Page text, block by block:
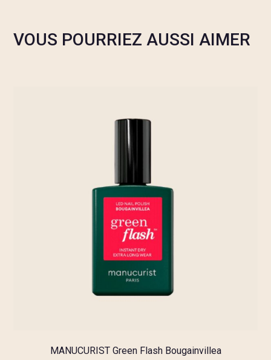
VOUS POURRIEZ AUSSI AIMER
MANUCURIST Green Flash Bougainvillea